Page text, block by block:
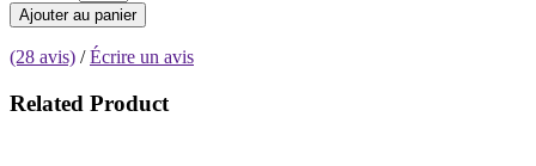
Ajouter au panier
(28 avis) /Écrire un avis
Related Product